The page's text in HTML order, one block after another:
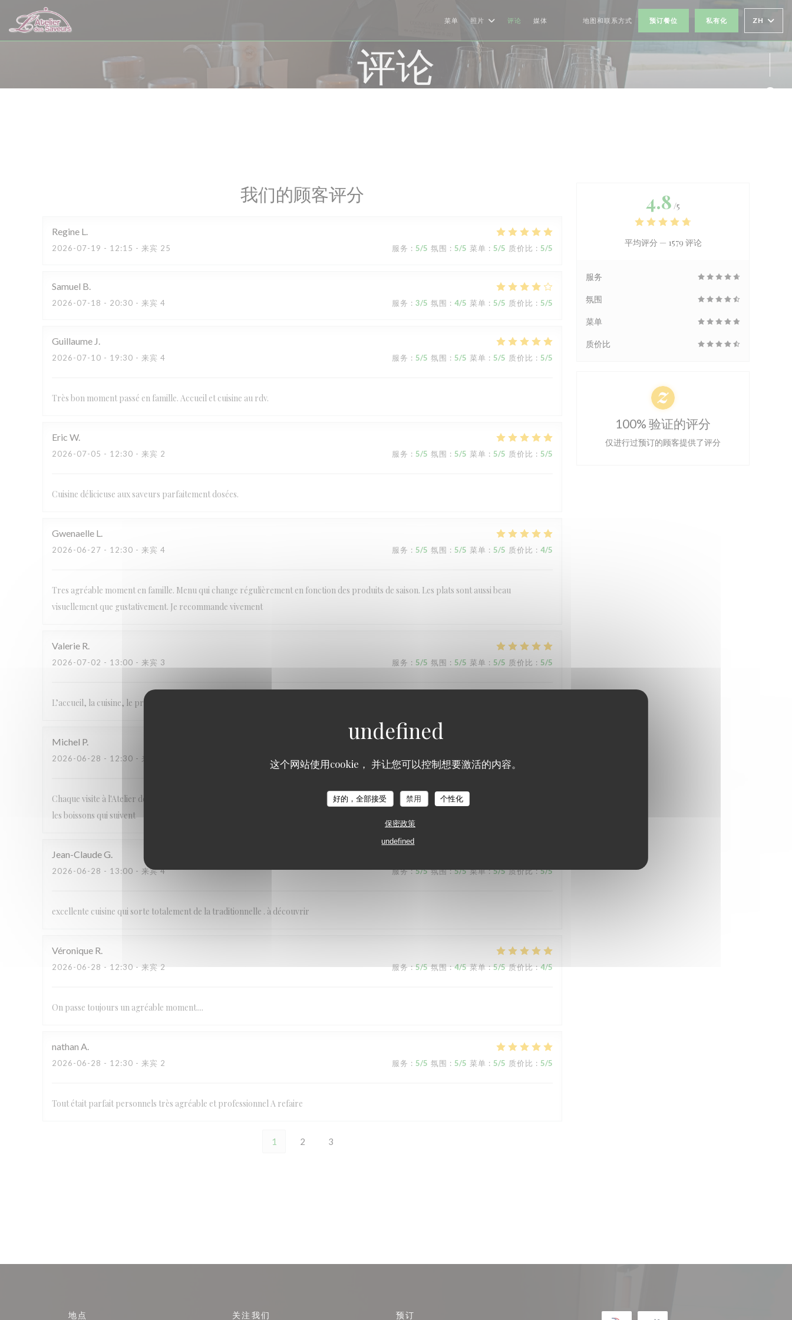
Cookie管理面板
这个网站使用cookie， 并让您可以控制想要激活的内容。
好的，全部接受 禁用 个性化
保密政策
undefined
菜单 照片 评论 媒体
((在新窗口中打开))
((在新窗口中打开))
地图和联系方式 预订餐位 私有化 ZH
评论
我们的顾客评分
Regine L
2026-07-19 - 12:15 - 来宾 25 服务 : 5/5 氛围 : 5/5 菜单 : 5/5 质价比 : 5/5
Samuel B
2026-07-18 - 20:30 - 来宾 4 服务 : 3/5 氛围 : 4/5 菜单 : 5/5 质价比 : 5/5
Guillaume J
2026-07-10 - 19:30 - 来宾 4 服务 : 5/5 氛围 : 5/5 菜单 : 5/5 质价比 : 5/5
Très bon moment passé en famille. Accueil et cuisine au rdv.
Eric W
2026-07-05 - 12:30 - 来宾 2 服务 : 5/5 氛围 : 5/5 菜单 : 5/5 质价比 : 5/5
Cuisine délicieuse aux saveurs parfaitement dosées.
Gwenaelle L
2026-06-27 - 12:30 - 来宾 4 服务 : 5/5 氛围 : 5/5 菜单 : 5/5 质价比 : 4/5
Tres agréable moment en famille. Menu qui change régulièrement en fonction des produits de saison. Les plats sont aussi beau
visuellement que gustativement. Je recommande vivement
Valerie R
2026-07-02 - 13:00 - 来宾 3 服务 : 5/5 氛围 : 5/5 菜单 : 5/5 质价比 : 5/5
L’accueil, la cuisine, le professionnalisme
Michel P
2026-06-28 - 12:30 - 来宾 2 服务: 5 /5 氛围: 5/5 菜单 : 5 /5 质价比
Chaque visite à l'Atelier des Saveurs est une découverte des saveurs avec une originalité qui surprend. Continuez, c'est un vrai régal avec
les boissons qui suivent
Jean-ClaudeG
2026-06-28 - 13:00 - 来宾 4 服务: 5/5 氛围: 5/5 菜单: 5/5 质价比: 5/5
excellente cuisine qui sorte totalement de la traditionnelle . à découvrir
Véronique R
2026-06-28 - 12:30 - 来宾 2 服务 : 5/5 氛围 : 4/5 菜单 : 5/5 质价比 : 4/5
On passe toujours un agréable moment....
nathan A
2026-06-28 - 12:30 - 来宾 2 服务 : 5/5 氛围 : 5/5 菜单 : 5/5 质价比 : 5/5
Tout était parfait personnels très agréable et professionnel A refaire
1 2 3
4.8 /5
平均评分 — 1579 评论
服务
氛围
菜单
质价比
100% 验证的评分
仅进行过预订的顾客提供了评分
地点 关注我们 预订